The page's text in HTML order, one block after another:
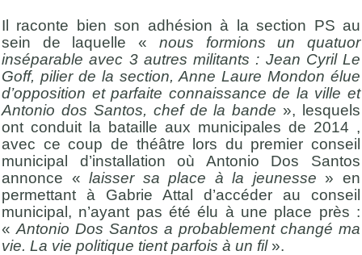
Il raconte bien son adhésion à la section PS au
sein de laquelle « nous formions un quatuor
inséparable avec 3 autres militants : Jean Cyril Le
Goff, pilier de la section, Anne Laure Mondon élue
d’opposition et parfaite connaissance de la ville et
Antonio dos Santos, chef de la bande », lesquels
ont conduit la bataille aux municipales de 2014 ,
avec ce coup de théâtre lors du premier conseil
municipal d’installation où Antonio Dos Santos
annonce «laisser sa place à la jeunesse » en
permettant à Gabrie Attal d’accéder au conseil
municipal, n’ayant pas été élu à une place près :
« Antonio Dos Santos a probablement changé ma
vie. La vie politique tient parfois à un fil ».